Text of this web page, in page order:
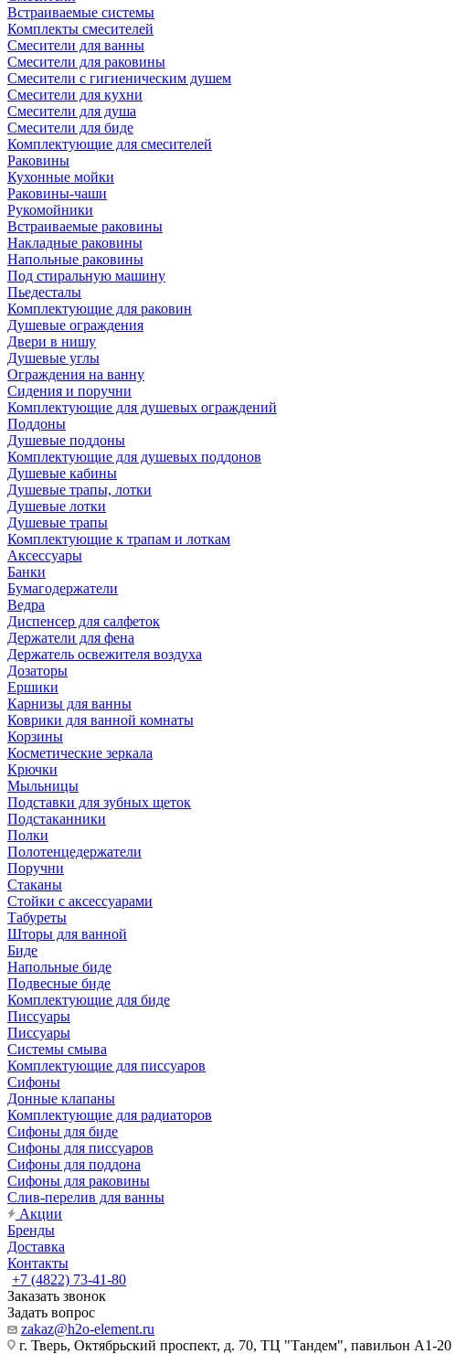
Встраиваемые системы
Комплекты смесителей
Смесители для ванны
Смесители для раковины
Смесители с гигиеническим душем
Смесители для кухни
Смесители для душа
Смесители для биде
Комплектующие для смесителей
Раковины
Кухонные мойки
Раковины-чаши
Рукомойники
Встраиваемые раковины
Накладные раковины
Напольные раковины
Под стиральную машину
Пьедесталы
Комплектующие для раковин
Душевые ограждения
Двери в нишу
Душевые углы
Ограждения на ванну
Сидения и поручни
Комплектующие для душевых ограждений
Поддоны
Душевые поддоны
Комплектующие для душевых поддонов
Душевые кабины
Душевые трапы, лотки
Душевые лотки
Душевые трапы
Комплектующие к трапам и лоткам
Аксессуары
Банки
Бумагодержатели
Ведра
Диспенсер для салфеток
Держатели для фена
Держатель освежителя воздуха
Дозаторы
Ершики
Карнизы для ванны
Коврики для ванной комнаты
Корзины
Косметические зеркала
Крючки
Мыльницы
Подставки для зубных щеток
Подстаканники
Полки
Полотенцедержатели
Поручни
Стаканы
Стойки с аксессуарами
Табуреты
Шторы для ванной
Биде
Напольные биде
Подвесные биде
Комплектующие для биде
Писсуары
Писсуары
Системы смыва
Комплектующие для писсуаров
Сифоны
Донные клапаны
Комплектующие для радиаторов
Сифоны для биде
Сифоны для писсуаров
Сифоны для поддона
Сифоны для раковины
Слив-перелив для ванны
Акции
Бренды
Доставка
Контакты
+7 (4822) 73-41-80
Заказать звонок
Задать вопрос
zakaz@h2o-element.ru
г. Тверь, Октябрьский проспект, д. 70, ТЦ "Тандем", павильон А1-20